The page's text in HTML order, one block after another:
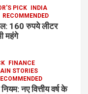
PICK
INDIA
RECOMMENDED
160 रुपये लीटर
महंगे
FINANCE
STORIES
नए वित्तीय वर्ष के